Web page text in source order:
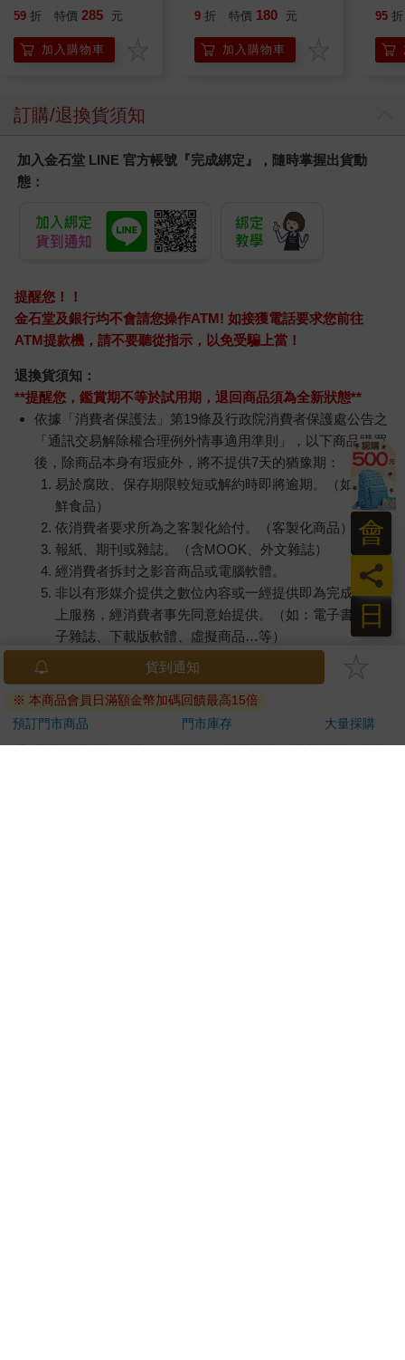
子 藍色皮克敏 紅色皮
Pikmin 任天堂 三英貿
易
59 折 特價 285 元
加入購物車
9 折 特價 180 元
加入購物車
95 折
訂購/退換貨須知
加入金石堂 LINE 官方帳號『完成綁定』，隨時掌握出貨動
態：
提醒您！！
金石堂及銀行均不會請您操作ATM! 如接獲電話要求您前往
ATM提款機，請不要聽從指示，以免受騙上當！
退換貨須知：
**提醒您，鑑賞期不等於試用期，退回商品須為全新狀態**
依據「消費者保護法」第19條及行政院消費者保護處公告之
「通訊交易解除權合理例外情事適用準則」，以下商品購買
後，除商品本身有瑕疵外，將不提供7天的猶豫期：
易於腐敗、保存期限較短或解約時即將逾期。（如：生
鮮食品）
依消費者要求所為之客製化給付。（客製化商品）
報紙、期刊或雜誌。（含MOOK、外文雜誌）
經消費者拆封之影音商品或電腦軟體。
非以有形媒介提供之數位內容或一經提供即為完成之線
上服務，經消費者事先同意始提供。（如：電子書、電
子雜誌、下載版軟體、虛擬商品…等）
已拆封之個人衛生用品。（如：內衣褲、刮鬍刀、除毛
若非上列種類商品，均享有到貨7天的猶豫期（含例假
日）。
辦理退換貨時，商品（組合商品恕無法接受單獨退貨）必須
貨到通知
※ 本商品會員日滿額金幣加碼回饋最高15倍
預訂門市商品
門市庫存 大量採購
日
員
會